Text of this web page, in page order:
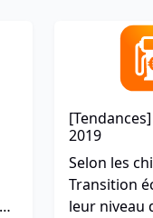
2019
Selon les
Transition
leur niveau